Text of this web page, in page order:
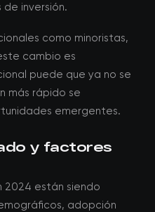
inversión.
como minoristas,
cambio es
puede que ya no se
más rápido se
emergentes.
y factores
2024 están siendo
adopción